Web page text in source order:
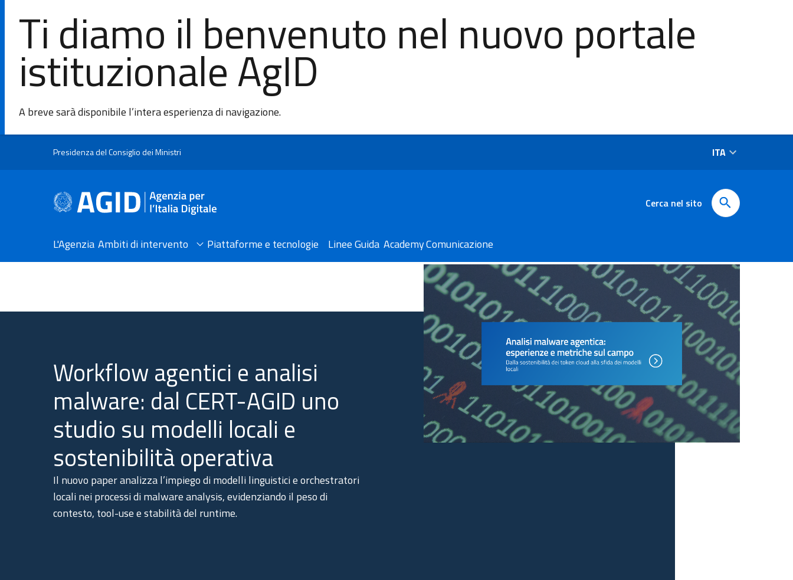
Ti diamo il benvenuto nel nuovo portale
istituzionale AgID
A breve sarà disponibile l’intera esperienza di navigazione.
Presidenza del Consiglio dei Ministri ITA
Cerca nel sito
L'Agenzia Ambiti di intervento Piattaforme e tecnologie Linee Guida AcademyComunicazione
Workflow agentici e analisi
malware: dal CERT-AGID uno
studio su modelli locali e
sostenibilità operativa
Il nuovo paper analizza l’impiego di modelli linguistici e orchestratori
locali nei processi di malware analysis, evidenziando il peso di
contesto, tool-use e stabilità del runtime.